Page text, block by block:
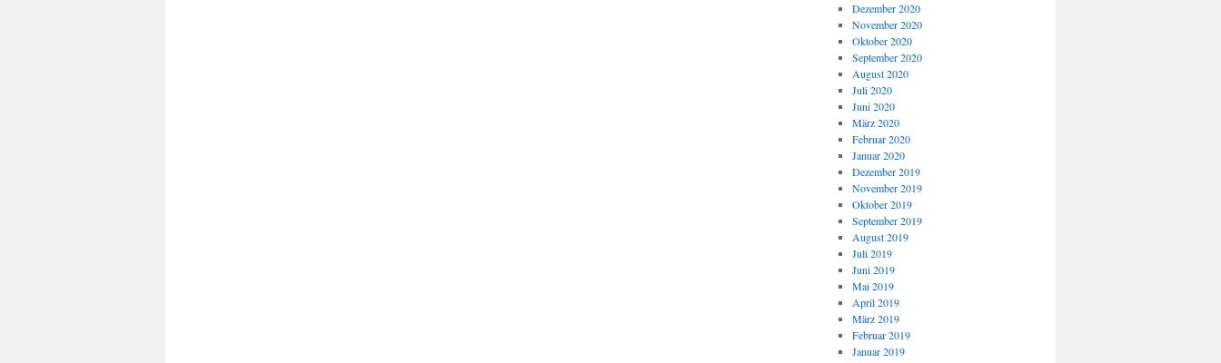
Dezember 2020
November 2020
Oktober 2020
September 2020
August 2020
Juli 2020
Juni 2020
März 2020
Februar 2020
Januar 2020
Dezember 2019
November 2019
Oktober 2019
September 2019
August 2019
Juli 2019
Juni 2019
Mai 2019
April 2019
März 2019
Februar 2019
Januar 2019